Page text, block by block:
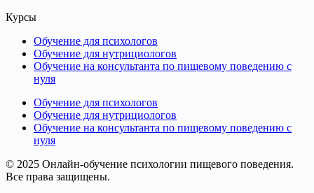
Курсы
Обучение для психологов
Обучение для нутрициологов
Обучение на консультанта по пищевому поведению с
нуля
Обучение для психологов
Обучение для нутрициологов
Обучение на консультанта по пищевому поведению с
нуля
© 2025 Онлайн-обучение психологии пищевого поведения.
Все права защищены.